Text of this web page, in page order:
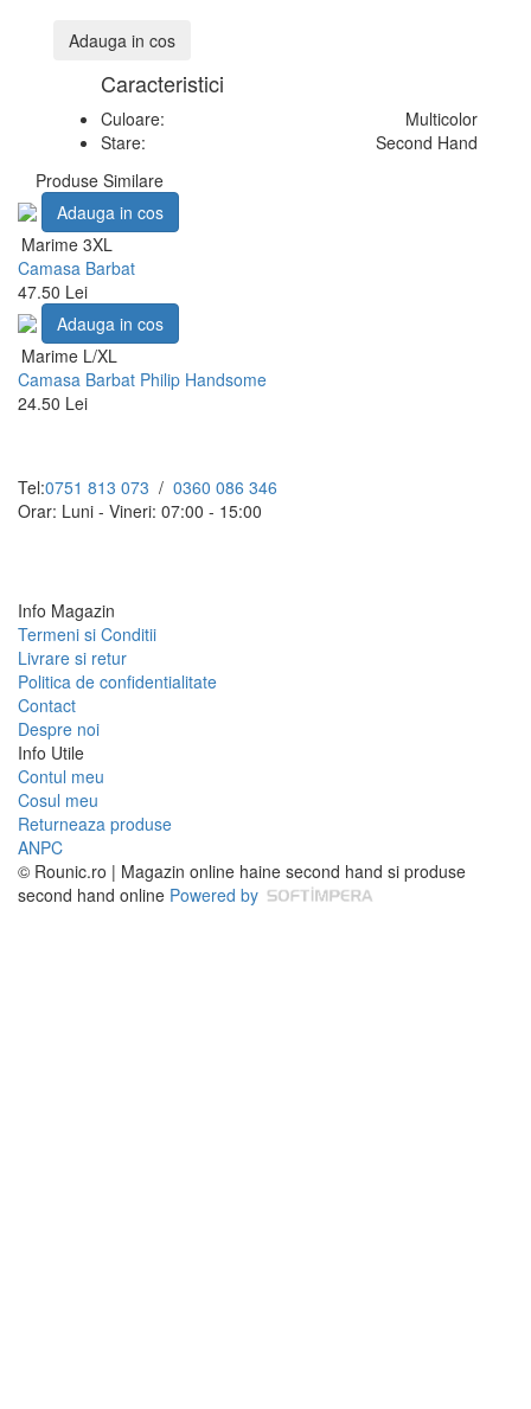
Adauga in cos
Caracteristici
Culoare:
Multicolor
Stare:
Second Hand
Produse Similare
Adauga in cos
Marime 3XL
Camasa Barbat
47.50 Lei
Adauga in cos
Marime L/XL
Camasa Barbat Philip Handsome
24.50 Lei
Tel:0751 813 073 / 0360 086 346
Orar: Luni - Vineri: 07:00 - 15:00
Info Magazin
Termeni si Conditii
Livrare si retur
Politica de confidentialitate
Contact
Despre noi
Info Utile
Contul meu
Cosul meu
Returneaza produse
ANPC
© Rounic.ro | Magazin online haine second hand si produse
second hand online Powered by